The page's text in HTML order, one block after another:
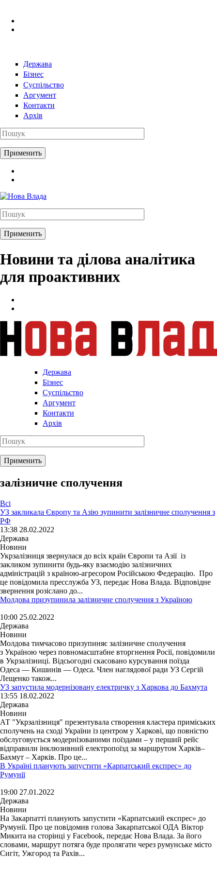
Держава
Бізнес
Суспільство
Аргумент
Контакти
Архів
Новини та ділова аналітика
для проактивних
Держава
Бізнес
Суспільство
Аргумент
Контакти
Архів
залізничне сполучення
Всі
УЗ закликала Європу та Азію зупинити залізничне сполучення з
РФ
13:38 28.02.2022
Держава
Новини
Укрзалізниця звернулася до всіх країн Європи та Азії із
закликом зупинити будь-яку взаємодію залізничних
адміністрацій з країною-агресором Російською Федерацію. Про
це повідомила пресслужба УЗ, передає Нова Влада. Відповідне
звернення розіслано до...
Молдова призупинила залізничне сполучення з Україною
10:00 25.02.2022
Держава
Новини
Молдова тимчасово призупиняє залізничне сполучення
з Україною через повномасштабне вторгнення Росії, повідомили
в Укрзалізниці. Відсьогодні скасовано курсування поїзда
Одеса — Кишинів — Одеса. Член наглядової ради УЗ Сергій
Лещенко також...
УЗ запустила модернізовану електричку з Харкова до Бахмута
13:55 18.02.2022
Держава
Новини
АТ "Укрзалізниця" презентувала створення кластера приміських
сполучень на сході України із центром у Харкові, що повністю
обслуговується модернізованими поїздами – у перший рейс
відправили інклюзивний електропоїзд за маршрутом Харків–
Бахмут – Харків. Про це...
В Україні планують запустити «Карпатський експрес» до
Румунії
19:00 27.01.2022
Держава
Новини
На Закарпатті планують запустити «Карпатський експрес» до
Румунії. Про це повідомив голова Закарпатської ОДА Віктор
Микита на сторінці у Facebook, передає Нова Влада. За його
словами, маршрут потяга буде пролягати через румунське місто
Сигіт, Ужгород та Рахів...